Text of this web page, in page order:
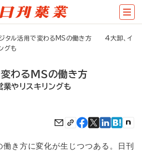
タル活用で変わるMSの働き方 4大卸、イ
グも
変わるMSの働き方
業やリスキリングも
き方に変化が生じつつある。日刊